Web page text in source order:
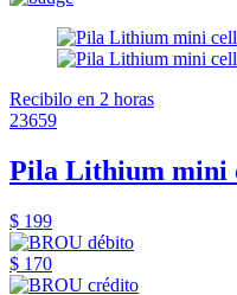
Recibilo en 2 horas
23659
Pila Lithium mini
$ 199
$ 170